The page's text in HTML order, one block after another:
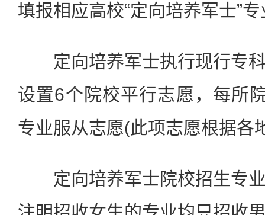
填报相应高校“定向培养军士”
定向培养军士执行现行专科
设置6个院校平行志愿，每所
专业服从志愿(此项志愿根据各
定向培养军士院校招生专业